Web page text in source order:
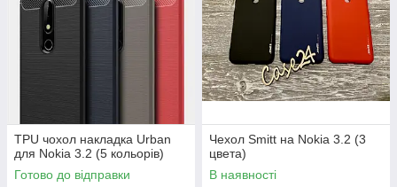
TPU чохол накладка Urban
для Nokia 3.2 (5 кольорів)
Готово до відправки
Чехол Smitt на Nokia 3.2 (3
цвета)
В наявності